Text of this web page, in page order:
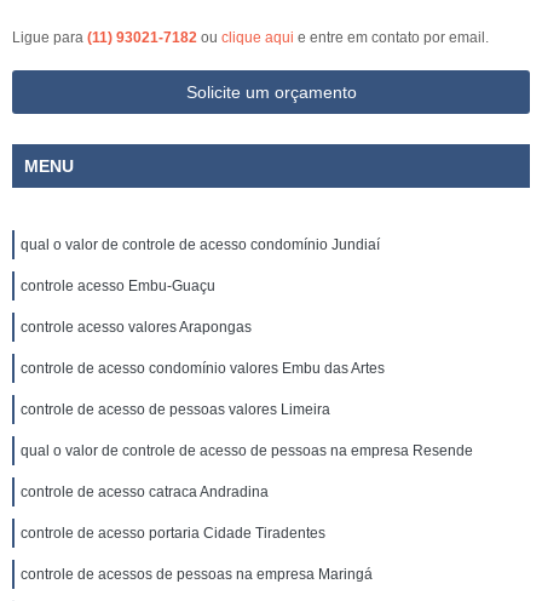
Ligue para (11) 93021-7182 ou clique aqui e entre em contato por email.
Solicite um orçamento
MENU
qual o valor de controle de acesso condomínio Jundiaí
controle acesso Embu-Guaçu
controle acesso valores Arapongas
controle de acesso condomínio valores Embu das Artes
controle de acesso de pessoas valores Limeira
qual o valor de controle de acesso de pessoas na empresa Resende
controle de acesso catraca Andradina
controle de acesso portaria Cidade Tiradentes
controle de acessos de pessoas na empresa Maringá